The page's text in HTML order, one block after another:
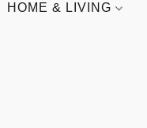
HOME & LIVING